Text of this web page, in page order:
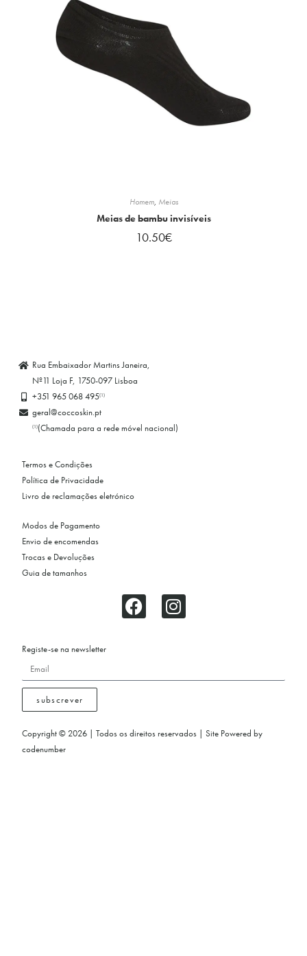
Homem, Meias
Meias de bambu invisíveis
10.50€
Rua Embaixador Martins Janeira,
Nº11 Loja F, 1750-097 Lisboa
+351 965 068 495(1)
geral@coccoskin.pt
(1)(Chamada para a rede móvel nacional)
Termos e Condições
Política de Privacidade
Livro de reclamações eletrónico
Modos de Pagamento
Envio de encomendas
Trocas e Devoluções
Guia de tamanhos
Registe-se na newsletter
subscrever
Copyright © 2026 | Todos os direitos reservados | Site Powered by
codenumber